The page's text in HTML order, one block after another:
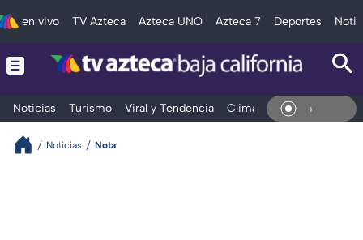
en vivo TV Azteca Azteca UNO Azteca 7 Deportes
Noticias Turismo Viral y Tendencia Clima Deportes En Vivo
Noticias Nota